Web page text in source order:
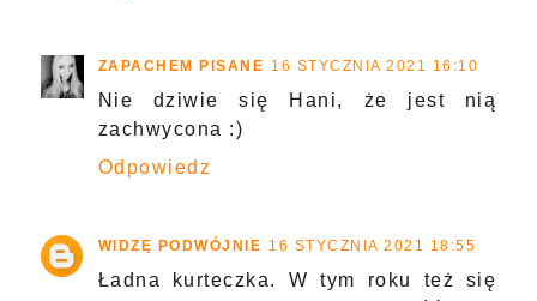
ZAPACHEM PISANE 16 STYCZNIA 2021 16:10
Nie dziwie się Hani, że jest nią
zachwycona :)
Odpowiedz
WIDZĘ PODWÓJNIE 16 STYCZNIA 2021 18:55
Ładna kurteczka. W tym roku też się